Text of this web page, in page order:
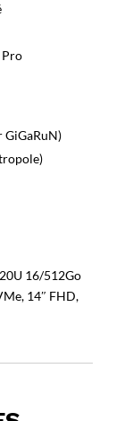
Pro
16/512Go
14″ FHD,